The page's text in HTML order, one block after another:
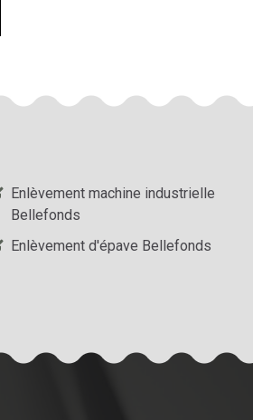
Enlèvement machine industrielle
Bellefonds
Enlèvement d'épave Bellefonds